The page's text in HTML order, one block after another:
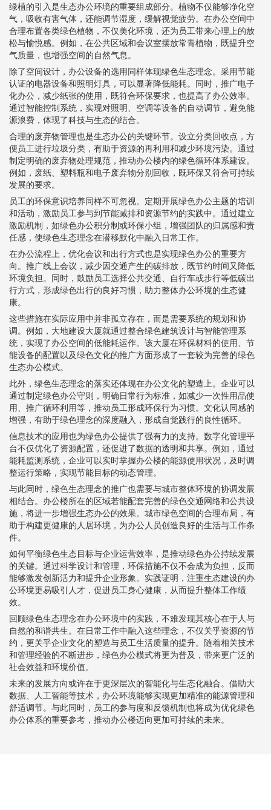
绿植的引入是生态办公环境的重要组成部分。植物不仅能够净化空
气，吸收有害气体，还能调节湿度，缓解视觉疲劳。在办公空间中
合理布置各类绿色植物，不仅美化环境，还为员工带来心理上的放
松与愉悦感。例如，在公共区域和会议室摆放常青植物，既提升空
气质量，也增强空间的自然气息。
除了空间设计，办公设备的选用同样体现绿色生态理念。采用节能
认证的电器设备和照明灯具，可以显著降低能耗。同时，推广电子
化办公，减少纸张的使用，既符合环保要求，也提高了办公效率。
通过智能控制系统，实现对照明、空调等设备的自动调节，避免能
源浪费，体现了科技与生态的结合。
合理的废弃物管理也是生态办公的关键环节。设立分类回收点，方
便员工进行垃圾分类，有助于资源的再利用和减少环境污染。通过
制定明确的废弃物处理规范，推动办公楼内的绿色循环体系建设。
例如，废纸、塑料瓶和电子废弃物分别回收，既环保又符合可持续
发展的要求。
员工的环保意识培养同样不可忽视。定期开展绿色办公主题的培训
和活动，激励员工参与到节能减排和资源节约的实践中。通过建立
激励机制，如绿色办公积分制或环保小组，增强团队的归属感和责
任感，使绿色生态理念在潜移默化中融入日常工作。
在办公流程上，优化会议和出行方式也是实现绿色办公的重要方
向。推广线上会议，减少因交通产生的碳排放，既节约时间又降低
环境负担。同时，鼓励员工选择公共交通、自行车或步行等低碳出
行方式，形成绿色出行的良好习惯，助力整体办公环境的生态健
康。
这些措施在实际应用中并非孤立存在，而是需要系统的规划和协
调。例如，大地建设大厦就通过整合绿色建筑设计与智能管理系
统，实现了办公空间的低能耗运作。该大厦在环保材料的使用、节
能设备的配置以及绿色文化的推广方面形成了一套较为完善的绿色
生态办公模式。
此外，绿色生态理念的落实还体现在办公文化的塑造上。企业可以
通过制定绿色办公守则，明确日常行为标准，如减少一次性用品使
用、推广循环利用等，推动员工形成环保行为习惯。文化认同感的
增强，有助于绿色理念的深度融入，形成自觉践行的良性循环。
信息技术的应用也为绿色办公提供了强有力的支持。数字化管理平
台不仅优化了资源配置，还促进了数据的透明和共享。例如，通过
能耗监测系统，企业可以实时掌握办公楼的能源使用状况，及时调
整运行策略，实现节能目标的动态管理。
与此同时，绿色生态理念的推广也需要与城市整体环境的协调发展
相结合。办公楼所在的区域若能配套完善的绿色交通网络和公共设
施，将进一步增强生态办公的效果。城市绿色空间的合理布局，有
助于构建更健康的人居环境，为办公人员创造良好的生活与工作条
件。
如何平衡绿色生态目标与企业运营效率，是推动绿色办公持续发展
的关键。通过科学设计和管理，环保措施不仅不会成为负担，反而
能够激发创新活力和提升企业形象。实践证明，注重生态建设的办
公环境更易吸引人才，促进员工身心健康，从而提升整体工作绩
效。
回顾绿色生态理念在办公环境中的实践，不难发现其核心在于人与
自然的和谐共生。在日常工作中融入这些理念，不仅关乎资源的节
约，更关乎企业文化的塑造与员工生活质量的提升。随着相关技术
和管理经验的不断进步，绿色办公模式将更为普及，带来更广泛的
社会效益和环境价值。
未来的发展方向或许在于更深层次的智能化与生态化融合。借助大
数据、人工智能等技术，办公环境能够实现更加精准的能源管理和
舒适调节。与此同时，员工的参与度和反馈机制也将成为优化绿色
办公体系的重要参考，推动办公楼迈向更加可持续的未来。